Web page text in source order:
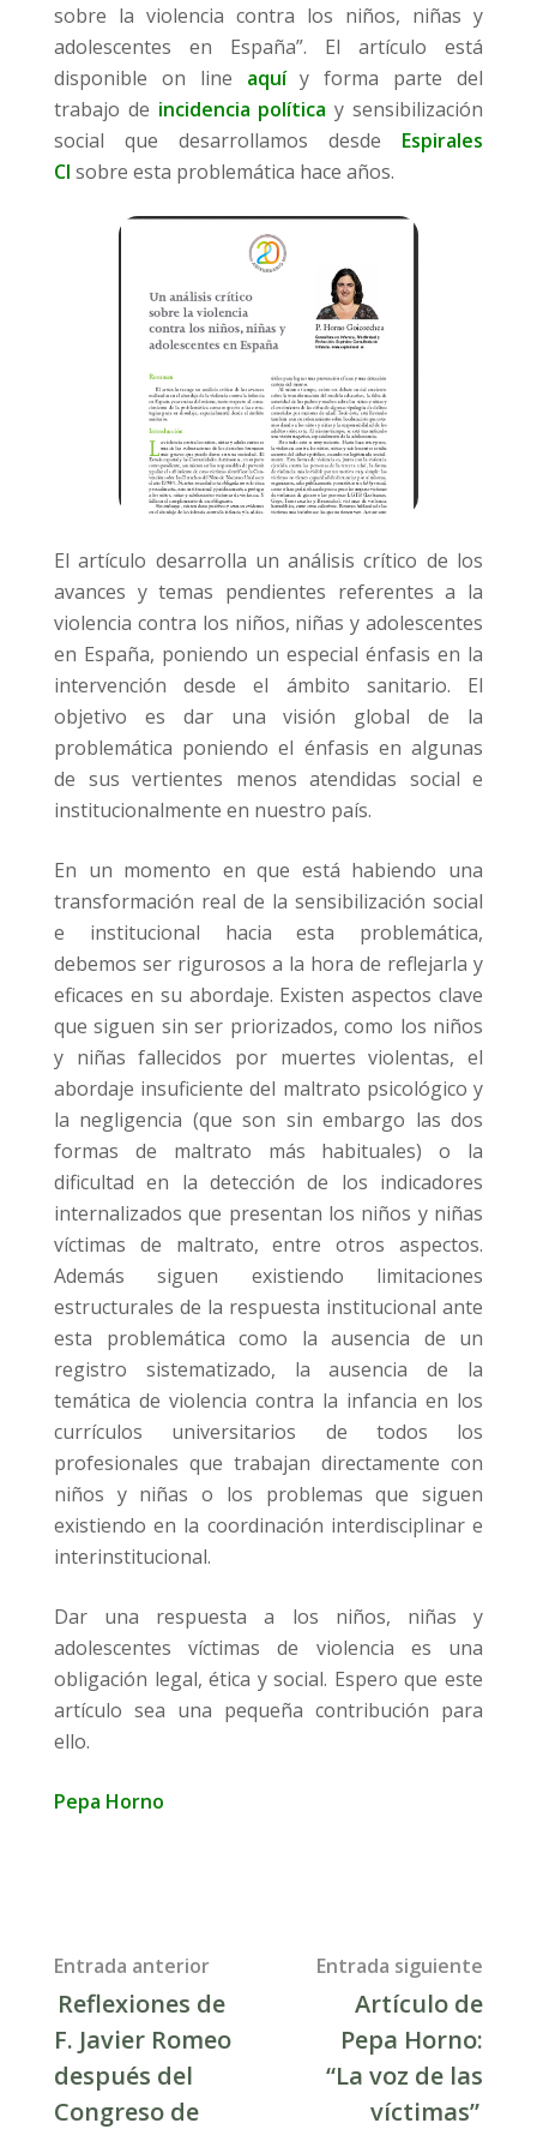
sobre la violencia contra los niños, niñas y
adolescentes en España”. El artículo está
disponible on line aquíy forma parte del
trabajo de incidencia política y sensibilización
social que desarrollamos desde Espirales
CI sobre esta problemática hace años.
El artículo desarrolla un análisis crítico de los
avances y temas pendientes referentes a la
violencia contra los niños, niñas y adolescentes
en España, poniendo un especial énfasis en la
intervención desde el ámbito sanitario. El
objetivo es dar una visión global de la
problemática poniendo el énfasis en algunas
de sus vertientes menos atendidas social e
institucionalmente en nuestro país.
En un momento en que está habiendo una
transformación real de la sensibilización social
e institucional hacia esta problemática,
debemos ser rigurosos a la hora de reflejarla y
eficaces en su abordaje. Existen aspectos clave
que siguen sin ser priorizados, como los niños
y niñas fallecidos por muertes violentas, el
abordaje insuficiente del maltrato psicológico y
la negligencia (que son sin embargo las dos
formas de maltrato más habituales) o la
dificultad en la detección de los indicadores
internalizados que presentan los niños y niñas
víctimas de maltrato, entre otros aspectos.
Además siguen existiendo limitaciones
estructurales de la respuesta institucional ante
esta problemática como la ausencia de un
registro sistematizado, la ausencia de la
temática de violencia contra la infancia en los
currículos universitarios de todos los
profesionales que trabajan directamente con
niños y niñas o los problemas que siguen
existiendo en la coordinación interdisciplinar e
interinstitucional.
Dar una respuesta a los niños, niñas y
adolescentes víctimas de violencia es una
obligación legal, ética y social. Espero que este
artículo sea una pequeña contribución para
ello.
Pepa Horno
Post
navigation
Entrada anterior
Reflexiones de
F. Javier Romeo
después del
Congreso de
Entrada siguiente
Artículo de
Pepa Horno:
“La voz de las
víctimas”